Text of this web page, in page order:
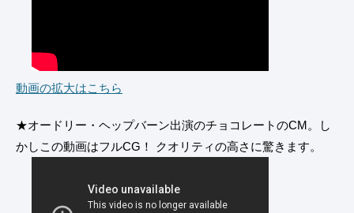
動画の拡大はこちら
★オードリー・ヘップバーン出演のチョコレートのCM。し
かしこの動画はフルCG！ クオリティの高さに驚きます。